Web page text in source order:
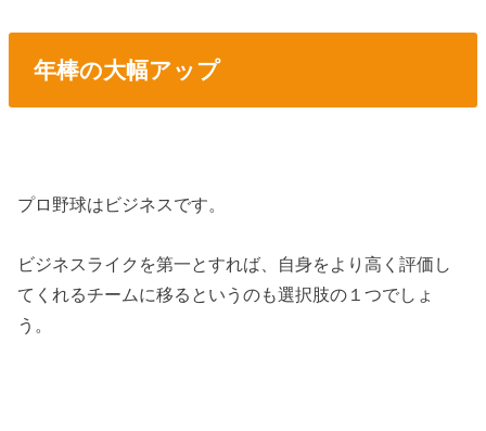
年棒の大幅アップ
プロ野球はビジネスです。
ビジネスライクを第一とすれば、自身をより高く評価し
てくれるチームに移るというのも選択肢の１つでしょ
う。